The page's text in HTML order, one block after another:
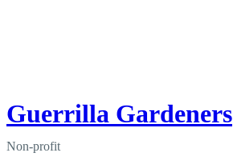
Guerrilla Gardeners
Non-profit